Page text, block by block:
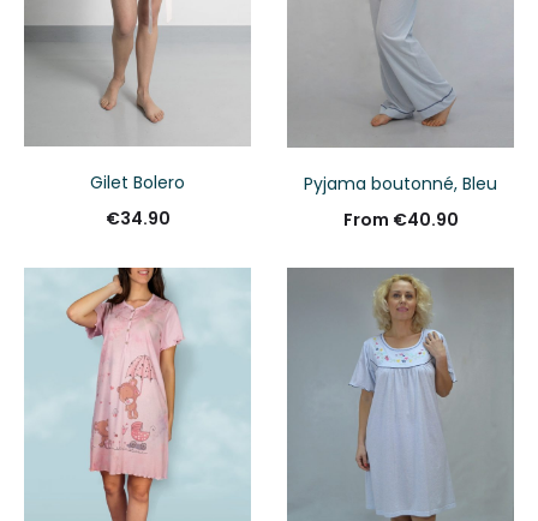
Gilet Bolero
€34.90
Pyjama boutonné, Bleu
From €40.90